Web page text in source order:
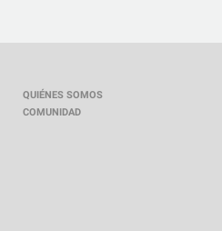
QUIÉNES SOMOS
COMUNIDAD